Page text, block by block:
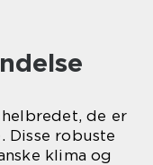
de er
Disse robuste
klima og